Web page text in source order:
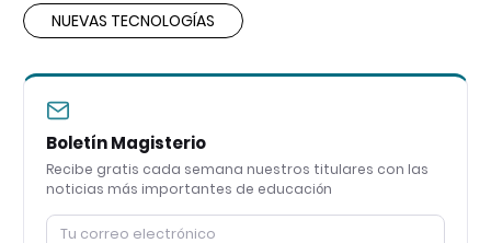
NUEVAS TECNOLOGÍAS
Boletín Magisterio
Recibe gratis cada semana nuestros titulares con las
noticias más importantes de educación